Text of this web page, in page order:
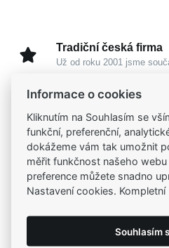
Tradiční česká firma
Už od roku 2001 jsme
Na našem e-shopu máte
Garance vysoké
Certifikáty původu a kvality
Kamenné prodejny
Zastavte se do jedné z
Informace o cookies
Kliknutím na Souhlasím se
funkční, preferenční,
dokážeme vám tak umožnit
měřit funkčnost našeho
preference můžete snadno
Nastavení cookies. Kompletní
Souhlasím